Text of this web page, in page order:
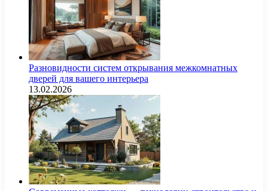
Разновидности систем открывания межкомнатных
дверей для вашего интерьера
13.02.2026